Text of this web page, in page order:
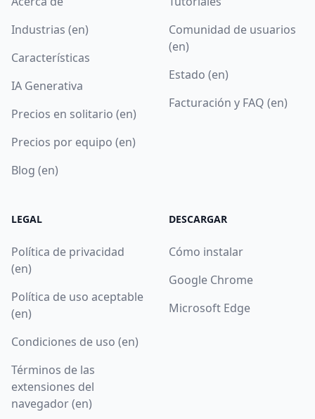
Industrias (en)
Características
IA Generativa
Precios en solitario (en)
Precios por equipo (en)
Blog (en)
Comunidad de usuarios
(en)
Estado (en)
Facturación y FAQ (en)
LEGAL
Política de privacidad
(en)
Política de uso aceptable
(en)
Condiciones de uso (en)
Términos de las
extensiones del
navegador (en)
DESCARGAR
Cómo instalar
Google Chrome
Microsoft Edge